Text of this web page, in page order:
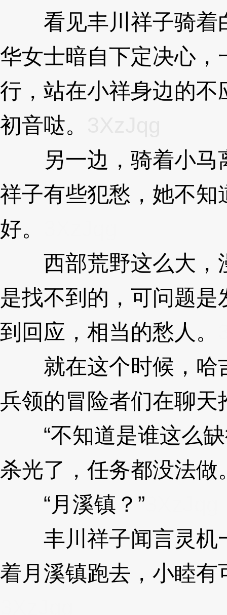
看见丰川祥子骑着
华女士暗自下定决心，
行，站在小祥身边的
初音哒。
另一边，骑着小马
祥子有些犯愁，她不
好。
西部荒野这么大，
是找不到的，可问题
到回应，相当的愁人。
就在这个时候，哈
兵领的冒险者们在聊天
“不知道是谁这么缺
杀光了，任务都没法做
“月溪镇？”
丰川祥子闻言灵机
着月溪镇跑去，小睦